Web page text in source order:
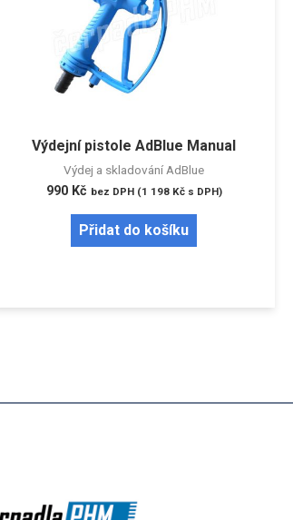
Výdejní pistole AdBlue Manual
Výdej a skladování AdBlue
990 Kč bez DPH (1 198 Kčs DPH)
Přidat do košíku